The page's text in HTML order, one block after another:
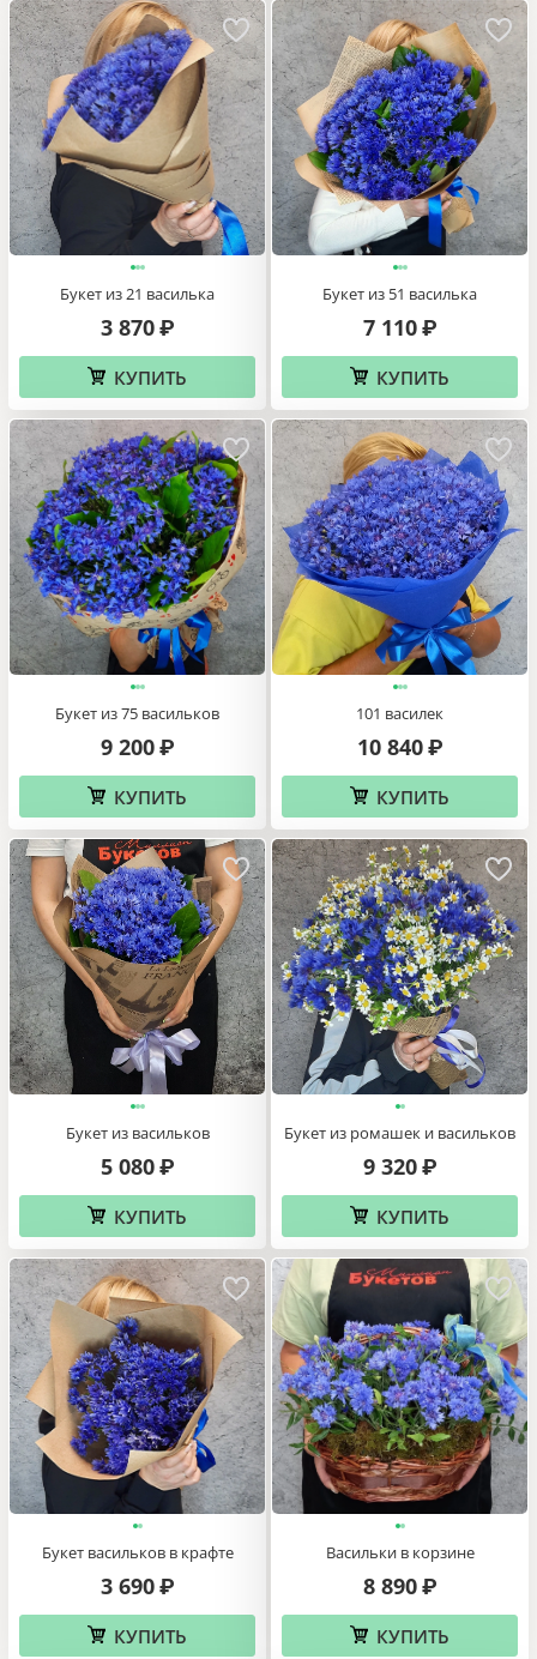
Букет из 21 василька
3 870 ₽
КУПИТЬ
Букет из 51 василька
7 110 ₽
КУПИТЬ
Букет из 75 васильков
9 200 ₽
КУПИТЬ
101 василек
10 840 ₽
КУПИТЬ
Букет из васильков
5 080 ₽
КУПИТЬ
Букет из ромашек и васильков
9 320 ₽
КУПИТЬ
Букет васильков в крафте
3 690 ₽
КУПИТЬ
Васильки в корзине
8 890 ₽
КУПИТЬ